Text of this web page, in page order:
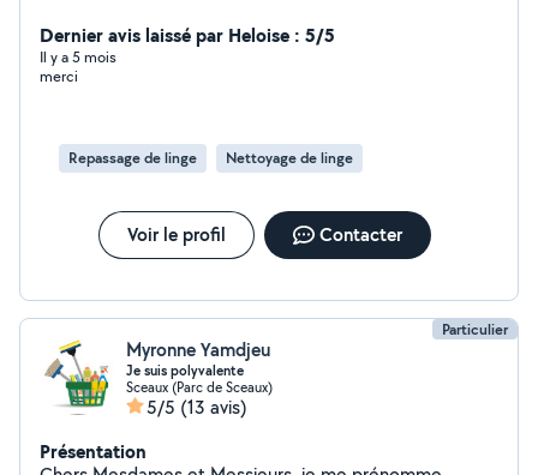
ponctuelle, discrète et j'exerce mon métier avec amour.
Disponible de suite et j'habite le 15eme arrondissement
Dernier avis laissé par Heloise : 5/5
Il y a 5 mois
merci
Repassage de linge Nettoyage de linge
Voir le profil Contacter
Particulier
Myronne Yamdjeu
Je suis polyvalente
Sceaux (Parc de Sceaux)
5/5 (13 avis)
Présentation